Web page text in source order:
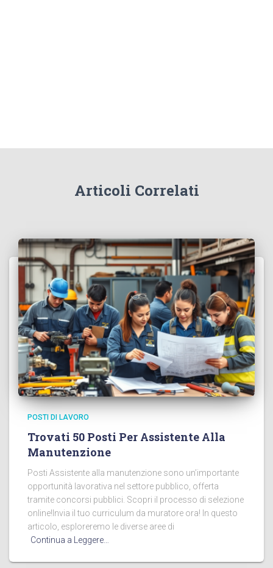
Articoli Correlati
POSTI DI LAVORO
Trovati 50 Posti Per Assistente Alla
Manutenzione
Posti Assistente alla manutenzione sono un’importante
opportunità lavorativa nel settore pubblico, offerta
tramite concorsi pubblici. Scopri il processo di selezione
online!Invia il tuo curriculum da muratore ora! In questo
articolo, esploreremo le diverse aree di
Continua a Leggere…